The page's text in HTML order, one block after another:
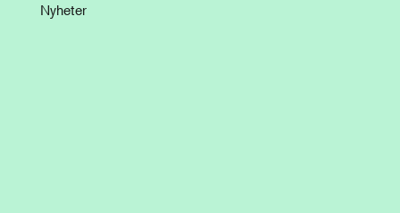
Nyheter